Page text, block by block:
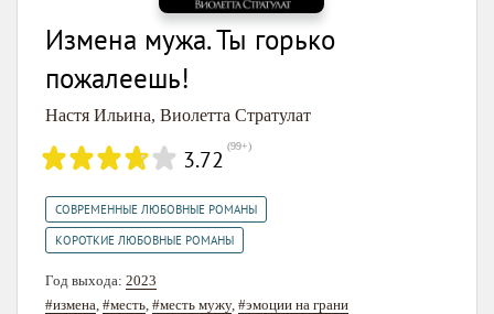
Измена мужа. Ты горько
пожалеешь!
Настя Ильина, Виолетта Стратулат
3.72 (99+)
СОВРЕМЕННЫЕ ЛЮБОВНЫЕ РОМАНЫ
КОРОТКИЕ ЛЮБОВНЫЕ РОМАНЫ
Год выхода: 2023
#измена #месть #месть мужу, #эмоции на грани